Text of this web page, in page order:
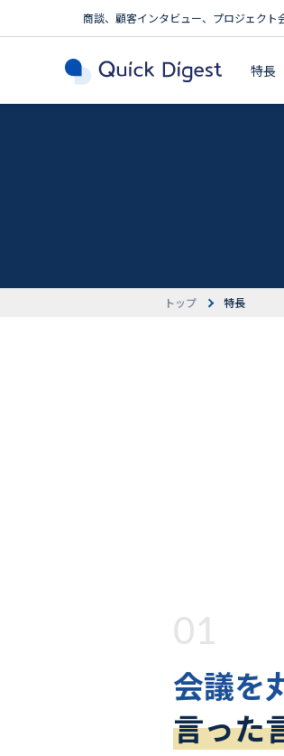
商談、顧客インタビュー、プロジェクト
特長
トップ 特長
01
会議を
言った